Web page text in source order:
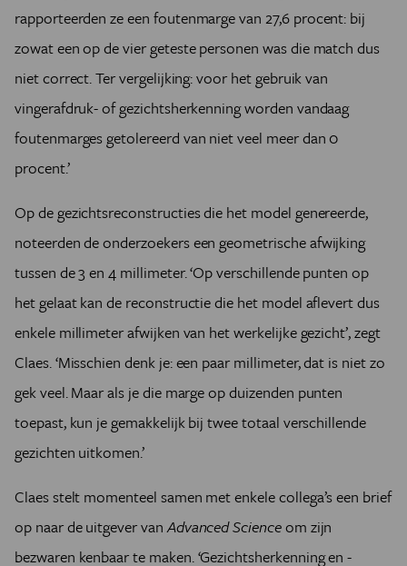
rapporteerden ze een foutenmarge van 27,6 procent: bij
zowat een op de vier geteste personen was die match dus
niet correct. Ter vergelijking: voor het gebruik van
vingerafdruk- of gezichtsherkenning worden vandaag
foutenmarges getolereerd van niet veel meer dan 0
procent.’
Op de gezichtsreconstructies die het model genereerde,
noteerden de onderzoekers een geometrische afwijking
tussen de 3 en 4 millimeter. ‘Op verschillende punten op
het gelaat kan de reconstructie die het model aflevert dus
enkele millimeter afwijken van het werkelijke gezicht’, zegt
Claes. ‘Misschien denk je: een paar millimeter, dat is niet zo
gek veel. Maar als je die marge op duizenden punten
toepast, kun je gemakkelijk bij twee totaal verschillende
gezichten uitkomen.’
Claes stelt momenteel samen met enkele collega’s een brief
op naar de uitgever vanAdvanced Scienceom zijn
bezwaren kenbaar te maken. ‘Gezichtsherkenning en -